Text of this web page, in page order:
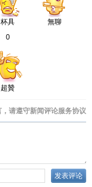
杯具
無聊
0
超贊